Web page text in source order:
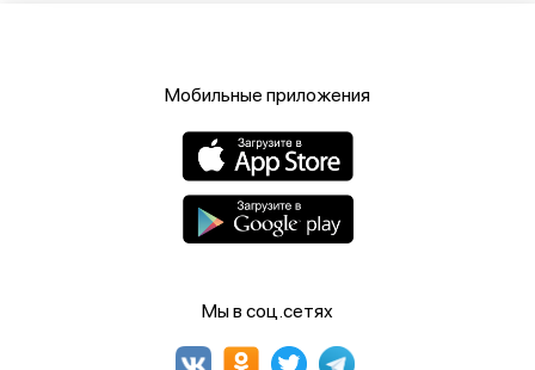
Мобильные приложения
Мы в соц.сетях